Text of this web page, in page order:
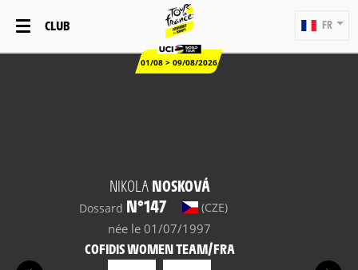
CLUB
01/08 > 09/08/2026
FR
NIKOLA NOSKOVÁ
Dossard N°147 (CZE)
née le 01/07/1997
COFIDIS WOMEN TEAM/FRA